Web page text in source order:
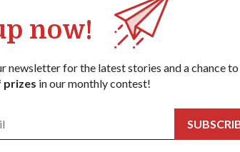
now!
newsletter for the latest stories and a chance
prizes in our monthly contest!
的潜水艇，并首次设计为女性船员 – 允许像
她现在是新加坡海军部队首批四名合格的女性
唯一的女性。
胜号和RSS精锐号，在